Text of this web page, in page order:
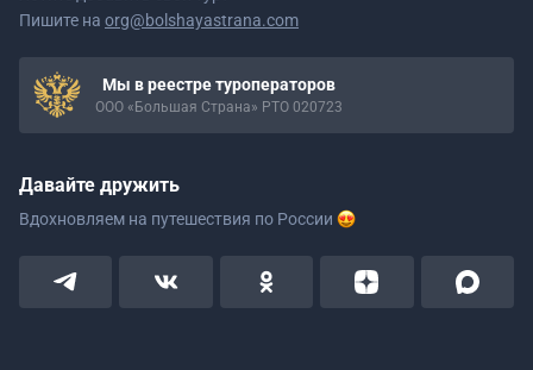
Пишите на org@bolshayastrana.com
Мы в реестре туроператоров
ООО «Большая Страна» РТО 020723
Давайте дружить
Вдохновляем на путешествия по России